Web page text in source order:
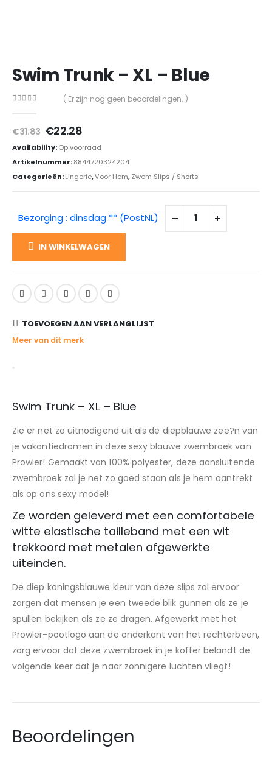
Swim Trunk – XL – Blue
( Er zijn nog geen beoordelingen. )
€31.83 Oorspronkelijke
prijs
was:
€31.83.
€22.28Huidige
is:
€22.28.
Availability:Op voorraad
Artikelnummer:8844720324204
Categorieën:Lingerie,Voor Hem,Zwem Slips / Shorts
Bezorging : dinsdag ** (PostNL)
IN WINKELWAGEN
TOEVOEGEN AAN VERLANGLIJST
Meer van dit merk
Swim Trunk – XL – Blue
Zie er net zo uitnodigend uit als de diepblauwe zee?n van
je vakantiedromen in deze sexy blauwe zwembroek van
Prowler! Gemaakt van 100% polyester, deze aansluitende
zwembroek zal je net zo goed staan als je hem aantrekt
als op ons sexy model!
Ze worden geleverd met een comfortabele
witte elastische tailleband met een wit
trekkoord met metalen afgewerkte
uiteinden.
De diep koningsblauwe kleur van deze slips zal ervoor
zorgen dat mensen je een tweede blik gunnen als ze je
spullen bekijken als ze ze dragen. Afgewerkt met het
Prowler-pootlogo aan de onderkant van het rechterbeen,
zorg ervoor dat deze zwembroek in je koffer belandt de
volgende keer dat je naar zonnigere luchten vliegt!
Beoordelingen